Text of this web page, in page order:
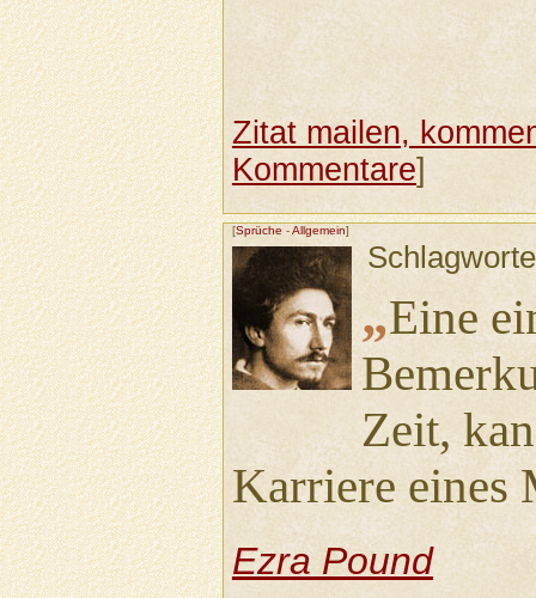
Zitat mailen,
Kommentare]
[Sprüche -Allgemein]
„Eine
Zeit,
Karriere eines
Ezra Pound